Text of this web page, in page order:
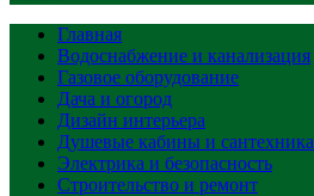
Главная
Водоснабжение и канализация
Газовое оборудование
Дача и огород
Дизайн интерьера
Душевые кабины и сантехника
Электрика и безопасность
Строительство и ремонт